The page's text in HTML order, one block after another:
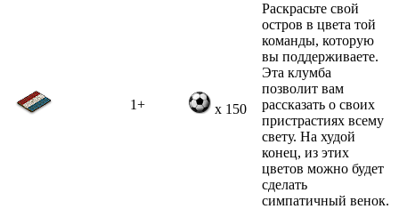
1+ x 150
Раскрасьте свой
остров в цвета той
команды, которую
вы поддерживаете.
Эта клумба
позволит вам
рассказать о своих
пристрастиях всему
свету. На худой
конец, из этих
цветов можно будет
сделать
симпатичный венок.